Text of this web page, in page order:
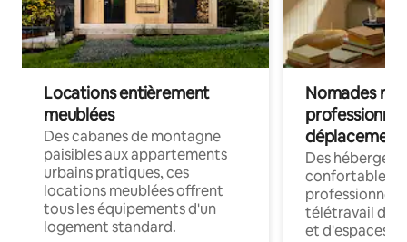
Locations entièrement
meublées
Des cabanes de montagne
paisibles aux appartements
urbains pratiques, ces
locations meublées offrent
tous les équipements d'un
logement standard.
Nomades
déplacement
Des
confortables
professionnels
télétravail
et d'espaces